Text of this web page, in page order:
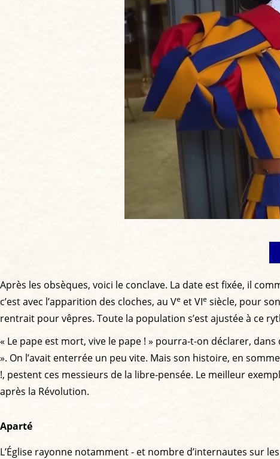
Après les obsèques, voici le conclave. La date est fixée, il
c’est avec l’apparition des cloches, au Ve et VIe siècle, pour
rentrait pour vêpres. Toute la population s’est ajustée à ce
« Le pape est mort, vive le pape ! » pourra-t-on déclarer,
». On l’avait enterrée un peu vite. Mais son histoire, en
!, pestent ces messieurs de la libre-pensée. Le meilleur
après la Révolution.
Aparté
L’Église rayonne notamment - et nombre d’internautes sur